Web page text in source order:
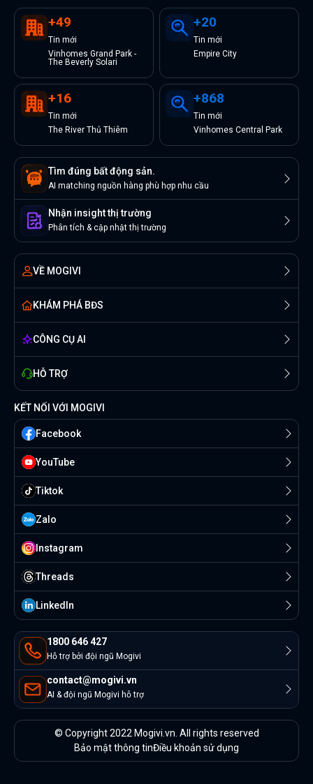
+49
Tin mới
Vinhomes Grand Park -
The Beverly Solari
+20
Tin mới
Empire City
+16
Tin mới
The River Thủ Thiêm
+868
Tin mới
Vinhomes Central Park
Tìm đúng bất động sản.
AI matching nguồn hàng phù hợp nhu cầu
Nhận insight thị trường
Phân tích & cập nhật thị trường
VỀ MOGIVI
KHÁM PHÁ BĐS
CÔNG CỤ AI
HỖ TRỢ
1800 646 427
Hỗ trợ bởi đội ngũ Mogivi
contact@mogivi.vn
AI & đội ngũ Mogivi hỗ trợ
KẾT NỐI VỚI MOGIVI
Facebook
YouTube
Tiktok
Zalo
Instagram
Threads
Linkedln
© Copyright 2022 Mogivi.vn. All rights reserved
Bảo mật thông tinĐiều khoản sử dụng